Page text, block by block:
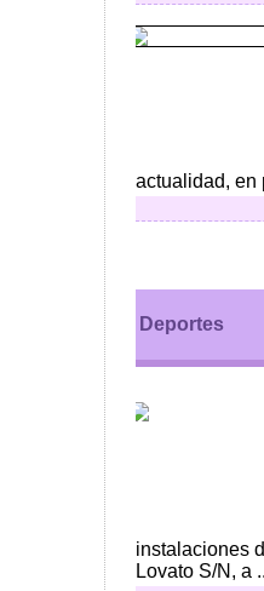
actualidad, en
Deportes
instalaciones
Lovato S/N, a